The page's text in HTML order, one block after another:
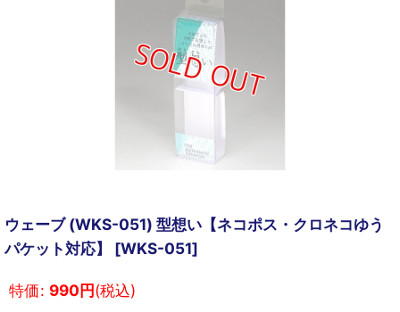
ウェーブ (WKS-051) 型想い【ネコポス・クロネコゆう
パケット対応】 [WKS-051]
特価: 990円(税込)